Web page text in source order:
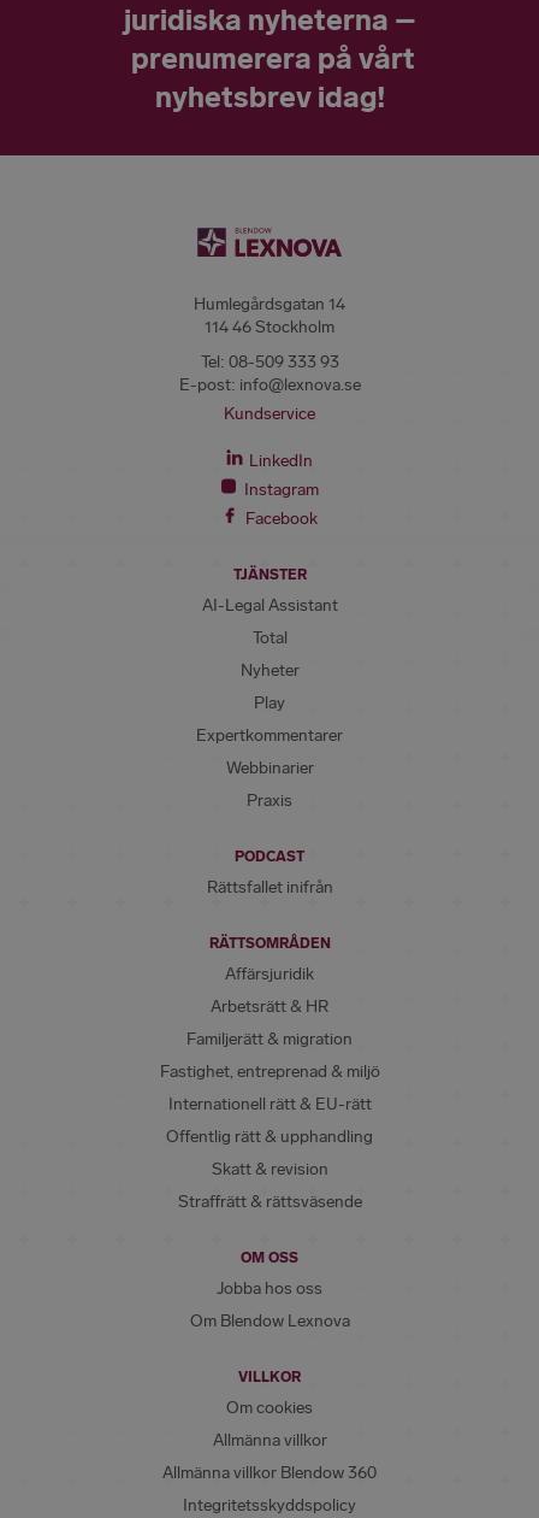
juridiska nyheterna –
prenumerera på vårt
nyhetsbrev idag!
Humlegårdsgatan 14
114 46 Stockholm
Tel: 08-509 333 93
E-post: info@lexnova.se
Kundservice
LinkedIn
Instagram
Facebook
TJÄNSTER
AI-Legal Assistant
Total
Nyheter
Play
Expertkommentarer
Webbinarier
Praxis
PODCAST
Rättsfallet inifrån
RÄTTSOMRÅDEN
Affärsjuridik
Arbetsrätt & HR
Familjerätt & migration
Fastighet, entreprenad & miljö
Internationell rätt & EU-rätt
Offentlig rätt & upphandling
Skatt & revision
Straffrätt & rättsväsende
OM OSS
Jobba hos oss
Om Blendow Lexnova
VILLKOR
Om cookies
Allmänna villkor
Allmänna villkor Blendow 360
Integritetsskyddspolicy